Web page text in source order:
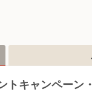
トキャンペーン